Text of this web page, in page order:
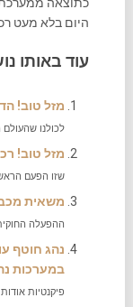
היום בלא מעט
עוד באותו
מזל טוב!
לכולנו
מזל טוב!
שזו הפעם
משאית
ההפעלה
נהג חוטף
במערכות
פיקנטיות